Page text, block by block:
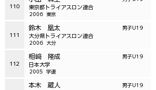
110 東京都トライアスロン連合
東京
2006
111
鈴木 凰太
大分県トライアスロン連合
男子U19
大分
2006
112
相﨑 隆成
日本大学
男子U19
学連
2005
本木 蔵人 男子U19